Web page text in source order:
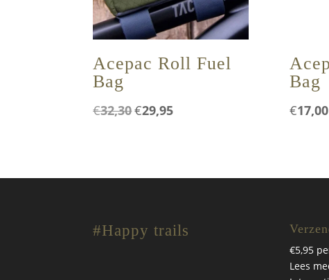
Acepac Roll Fuel
Bag
€32,30Oorspronkelijke
€29,95
Bag
€17,00
#Happy trails
€5,95
Lees